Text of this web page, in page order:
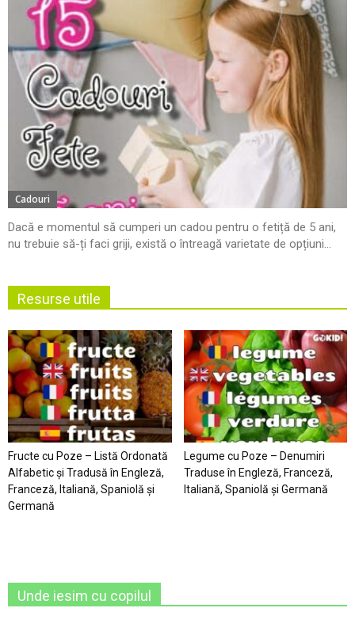
Cadouri
Dacă e momentul să cumperi un cadou pentru o fetiță de 5 ani,
nu trebuie să-ți faci griji, există o întreagă varietate de opțiuni...
Resurse utile
Fructe cu Poze – Listă Ordonată
Alfabetic şi Tradusă în Engleză,
Franceză, Italiană, Spaniolă şi
Germană
Legume cu Poze – Denumiri
Traduse în Engleză, Franceză,
Italiană, Spaniolă şi Germană
Unde iesim cu copilul